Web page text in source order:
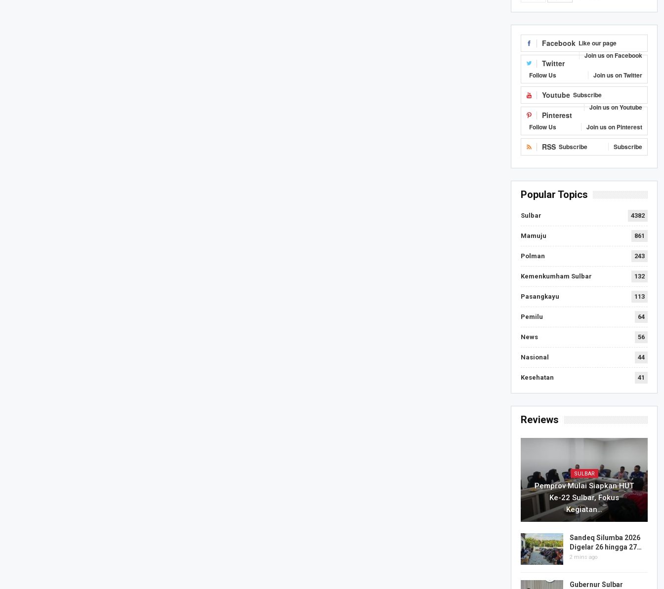
Facebook Like our page
Join us on Facebook
Twitter
Follow Us Join us on Twitter
Youtube Subscribe
Join us on Youtube
Pinterest
Follow Us Join us on Pinterest
RSS Subscribe Subscribe
Popular Topics
Sulbar 4382
Mamuju 861
Polman 243
Kemenkumham Sulbar 132
Pasangkayu 113
Pemilu 64
News 56
Nasional 44
Kesehatan 41
Reviews
SULBAR
Pemprov Mulai Siapkan HUT
Ke-22 Sulbar, Fokus
Kegiatan…
Sandeq Silumba 2026
Digelar 26 hingga 27…
2 mins ago
Gubernur Sulbar